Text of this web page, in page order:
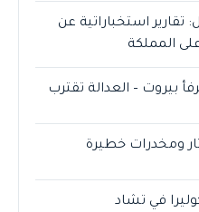
استخباراتية عن
المملكة
ومخدرات خطيرة